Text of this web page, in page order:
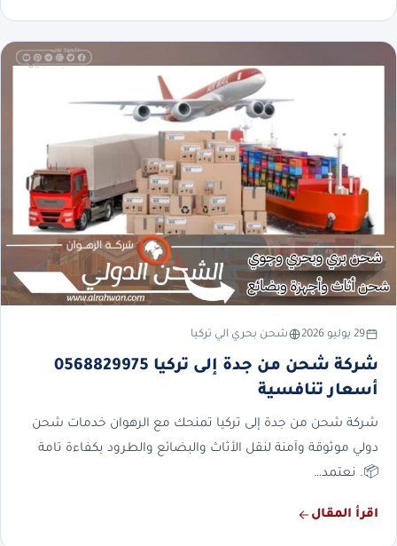
29 يوليو 2026 شحن بحري الي تركيا
شركة شحن من جدة إلى تركيا 0568829975
أسعار تنافسية
شركة شحن من جدة إلى تركيا تمنحك مع الرهوان خدمات شحن
دولي موثوقة وآمنة لنقل الأثاث والبضائع والطرود بكفاءة تامة
📦. نعتمد…
اقرأ المقال